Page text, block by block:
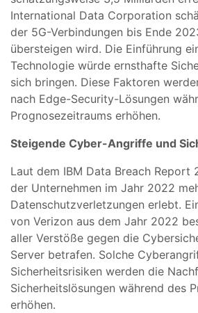
International Data Corporation
der 5G-Verbindungen bis Ende
übersteigen wird. Die Einführung
Technologie würde ernsthafte
sich bringen. Diese Faktoren
nach Edge-Security-Lösungen
Prognosezeitraums erhöhen.
Steigende Cyber-Angriffe und
Laut dem IBM Data Breach Report
der Unternehmen im Jahr 2022
Datenschutzverletzungen erlebt.
von Verizon aus dem Jahr 2022
aller Verstöße gegen die
Server betrafen. Solche
Sicherheitsrisiken werden die
Sicherheitslösungen während des
erhöhen.